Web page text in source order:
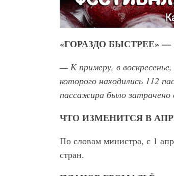
«ГОРАЗДО БЫСТРЕЕ» —
— К примеру, в
которого находились 112
пассажира было затрачено
ЧТО ИЗМЕНИТСЯ В
По словам министра, с 1
стран.